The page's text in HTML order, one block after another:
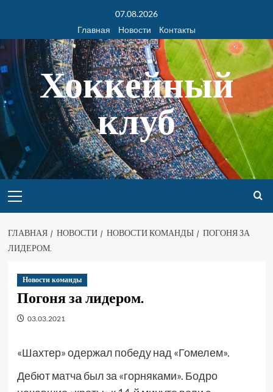
07.08.2026
Главная
Новости Контакты
Хоккейный
клуб
ГЛАВНАЯ НОВОСТИ НОВОСТИ КОМАНДЫ
ПОГОНЯ ЗА
ЛИДЕРОМ.
Новости команды
Погоня за лидером.
03.03.2021
«Шахтер» одержал победу над «Гомелем».
Дебют матча был за «горняками». Бодро